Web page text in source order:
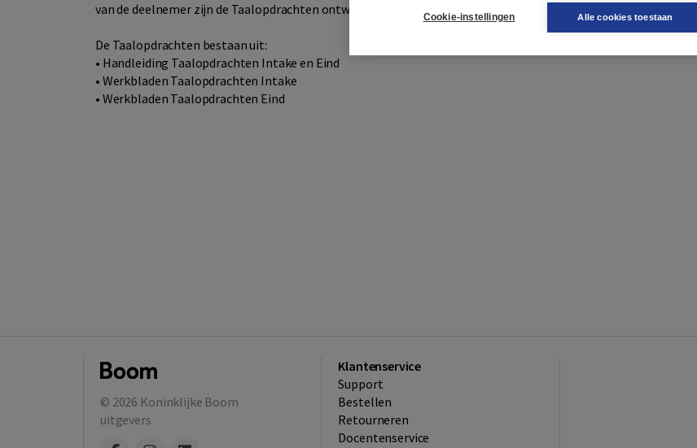
van de deelnemer zijn de Taalopdrachten ontwikkeld voor twee contexten: Dagelijks leven en Werk.
De Taalopdrachten bestaan uit:
• Handleiding Taalopdrachten Intake en Eind
• Werkbladen Taalopdrachten Intake
• Werkbladen Taalopdrachten Eind
© 2026 Koninklijke Boom
uitgevers
Klantenservice
Support
Bestellen
​Retourneren
Docentenservice
Cookie-instellingen Alle cookies toestaan